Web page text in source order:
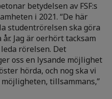
betydelsen av FSF:s
i 2021. “De här
studentrörelsen ska göra
Jag är oerhört tacksam
rörelsen. Det
oss en lysande möjlighet
hörda, och nog ska vi
tillsammans,”